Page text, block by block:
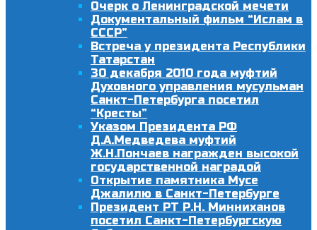
Очерк о Ленинградской мечети
Документальный фильм “Ислам в
СССР”
Встреча у президента Республики
Татарстан
30 декабря 2010 года муфтий
Духовного управления мусульман
Санкт-Петербурга посетил
“Кресты”
Указом Президента РФ
Д.А.Медведева муфтий
Ж.Н.Пончаев награжден высокой
государственной наградой
Открытие памятника Мусе
Джалилю в Санкт-Петербурге
Президент РТ Р.Н. Минниханов
посетил Санкт-Петербургскую